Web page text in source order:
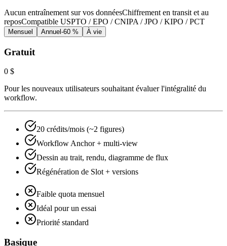
Aucun entraînement sur vos donnéesChiffrement en transit et au
reposCompatible USPTO / EPO / CNIPA / JPO / KIPO / PCT
Mensuel Annuel -60 % À vie
Gratuit
0 $
Pour les nouveaux utilisateurs souhaitant évaluer l'intégralité du
workflow.
20 crédits/mois (~2 figures)
Workflow Anchor + multi-view
Dessin au trait, rendu, diagramme de flux
Régénération de Slot + versions
Faible quota mensuel
Idéal pour un essai
Priorité standard
Basique